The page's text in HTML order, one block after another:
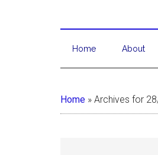
Home About
Home » Archives for